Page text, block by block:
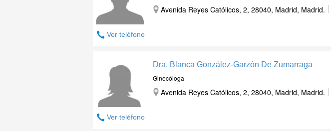
Ver teléfono
Avenida Reyes Católicos, 2, 28040, Madrid, Madrid.
Ver teléfono
Dra. Blanca González-Garzón De Zumarraga
Ginecóloga
Avenida Reyes Católicos, 2, 28040, Madrid, Madrid.